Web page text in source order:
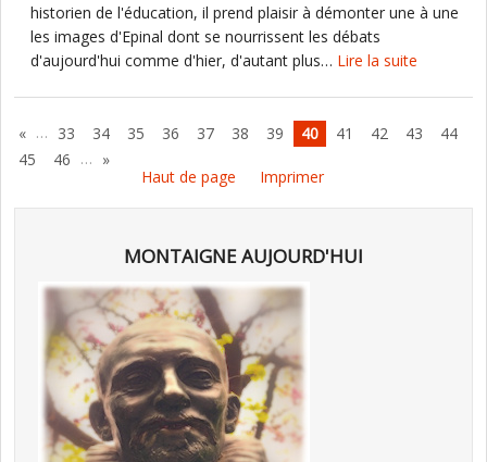
historien de l'éducation, il prend plaisir à démonter une à une
les images d'Epinal dont se nourrissent les débats
d'aujourd'hui comme d'hier, d'autant plus… Lire la suite
« … 33 34 35 36 37 38 39 40 41 42 43
44
45
46 … »
Haut de page
Imprimer
MONTAIGNE AUJOURD'HUI